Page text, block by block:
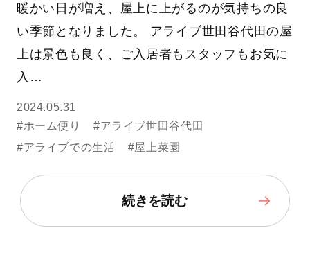
暖かい日が増え、屋上に上がるのが気持ちの良
い季節となりました。 アライブ世田谷代田の屋
上は景色も良く、ご入居者もスタッフもお気に
入…
2024.05.31
#ホーム便り
#アライブ世田谷代田
#アライブでの生活
#屋上菜園
続きを読む